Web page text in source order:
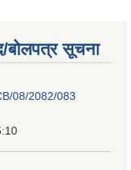
बोलपत्र सूचना
08/2082/083